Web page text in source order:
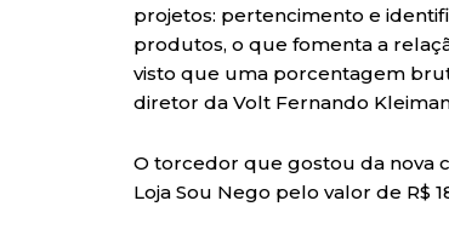
projetos: pertencimento e
produtos, o que fomenta a
visto que uma porcentagem
diretor da Volt Fernando
O torcedor que gostou da nova
Loja Sou Nego pelo valor de R$